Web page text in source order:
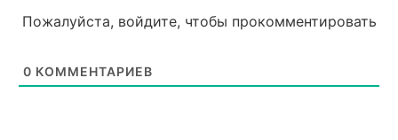
Пожалуйста, войдите, чтобы прокомментировать
0 КОММЕНТАРИЕВ